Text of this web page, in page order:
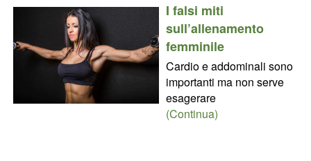
I falsi miti
sull’allenamento
femminile
Cardio e addominali sono
importanti ma non serve
esagerare
(Continua)